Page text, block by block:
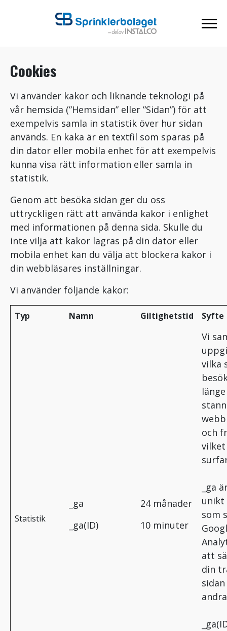
Cookies
Vi använder kakor och liknande teknologi på
vår hemsida (”Hemsidan” eller ”Sidan”) för att
exempelvis samla in statistik över hur sidan
används. En kaka är en textfil som sparas på
din dator eller mobila enhet för att exempelvis
kunna visa rätt information eller samla in
statistik.
Genom att besöka sidan ger du oss
uttryckligen rätt att använda kakor i enlighet
med informationen på denna sida. Skulle du
inte vilja att kakor lagras på din dator eller
mobila enhet kan du välja att blockera kakor i
din webbläsares inställningar.
Vi använder följande kakor:
Typ Namn Giltighetstid Syfte
Statistik
_ga
_ga(ID)
24 månader
10 minuter
Vi
vilka
och
_ga
unikt
som
att
din